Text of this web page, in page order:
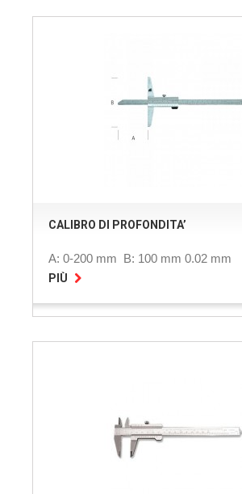
CALIBRO DI PROFONDITA’
A: 0-200 mm B: 100 mm 0.02 mm
PIÙ